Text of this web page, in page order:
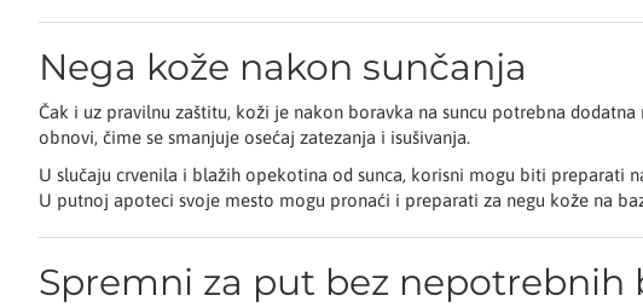
Nega kože nakon sunčanja
Čak i uz pravilnu zaštitu, koži je nakon boravka na suncu potrebna
obnovi, čime se smanjuje osećaj zatezanja i isušivanja.
U slučaju crvenila i blažih opekotina od sunca, korisni mogu biti preparati
U putnoj apoteci svoje mesto mogu pronaći i preparati za negu kože na
Spremni za put bez nepotrebnih